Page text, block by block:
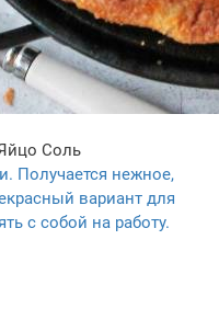
Соль
Получается нежное,
вариант для
с собой на работу.